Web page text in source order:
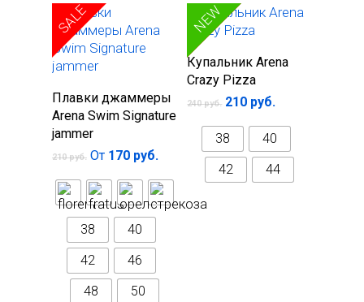
параметры
SALE
Плавки джаммеры
Arena Swim Signature
jammer
210руб. От 170 руб.
38
40
42
46
48
50
параметры
SALE
NEW
Купальник Arena
Crazy Pizza
240руб. 210 руб.
38
40
42
44